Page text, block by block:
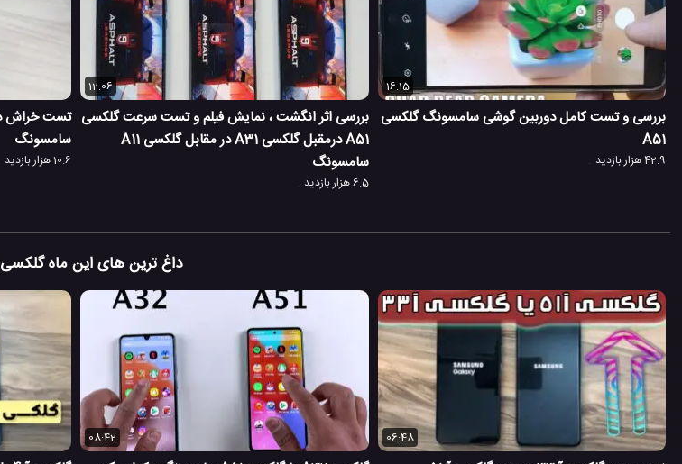
16:15
بررسی و تست کامل دوربین گوشی سامسونگ گلکسی
A51
42.9 هزار بازدید
12:06
بررسی اثر انگشت ، نمایش فیلم و تست سرعت گلکسی
A51 درمقبل گلکسی A31 در مقابل گلکسی A11
سامسونگ
6.5 هزار بازدید
سامسونگ
10.6 هزار بازدید
داغ ترین های این ماه گلکسی A51
06:48
08:42